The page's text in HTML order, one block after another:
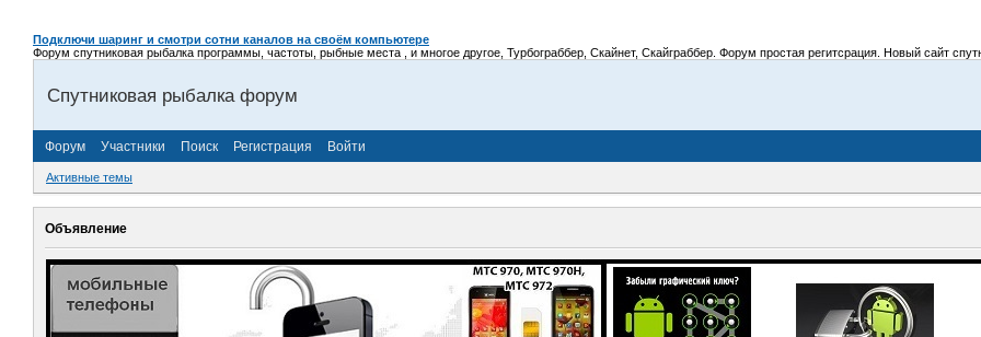
Подключи шаринг и смотри сотни каналов на своём компьютере
Форум спутниковая рыбалка программы, частоты, рыбные места , и многое другое, Турбограббер, Скайнет, Скайграббер. Форум простая регитсрация. Новый сайт
Спутниковая рыбалка форум
Форум Участники Поиск Регистрация Войти
Активные темы
Объявление